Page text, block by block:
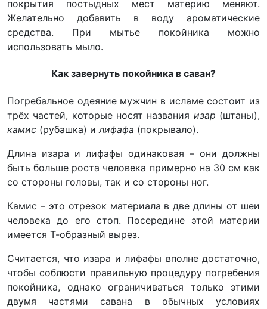
покрытия постыдных мест материю меняют.
Желательно добавить в воду ароматические
средства. При мытье покойника можно
использовать мыло.
Как завернуть покойника в саван?
Погребальное одеяние мужчин в исламе состоит из
трёх частей, которые носят названия изар (штаны),
камис (рубашка) илифафа (покрывало).
Длина изара и лифафы одинаковая – они должны
быть больше роста человека примерно на 30 см как
со стороны головы, так и со стороны ног.
Камис – это отрезок материала в две длины от шеи
человека до его стоп. Посередине этой материи
имеется Т-образный вырез.
Считается, что изара и лифафы вполне достаточно,
чтобы соблюсти правильную процедуру погребения
покойника, однако ограничиваться только этими
двумя частями савана в обычных условиях